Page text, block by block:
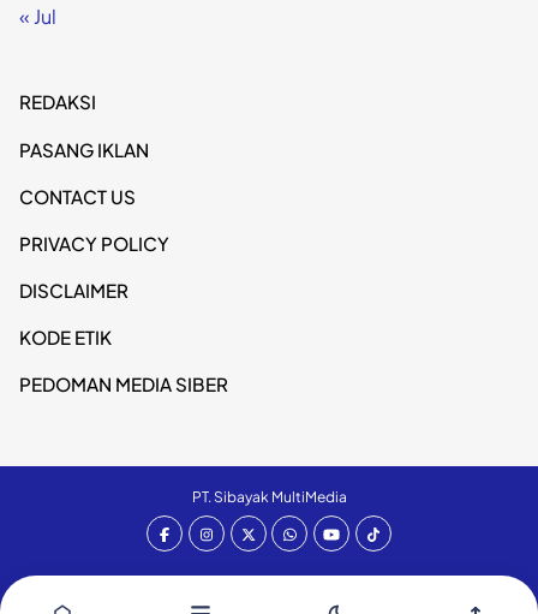
« Jul
REDAKSI
PASANG IKLAN
CONTACT US
PRIVACY POLICY
DISCLAIMER
KODE ETIK
PEDOMAN MEDIA SIBER
PT. Sibayak MultiMedia